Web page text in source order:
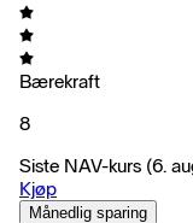
Bærekraft
8
Siste NAV-kurs (6.
Kjøp
Månedlig sparing